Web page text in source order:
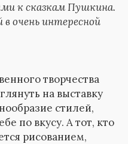
к сказкам Пушкина.
в очень интересной
творчества
на выставку
стилей,
по вкусу. А тот, кто
рисованием,